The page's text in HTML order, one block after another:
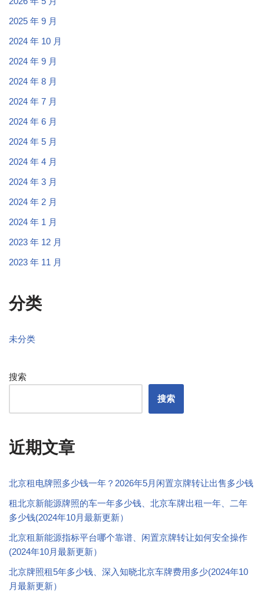
2025 年 9 月
2024 年 10 月
2024 年 9 月
2024 年 8 月
2024 年 7 月
2024 年 6 月
2024 年 5 月
2024 年 4 月
2024 年 3 月
2024 年 2 月
2024 年 1 月
2023 年 12 月
2023 年 11 月
分类
未分类
搜索
搜索
近期文章
北京租电牌照多少钱一年？2026年5月闲置京牌转让出售多少钱
租北京新能源牌照的车一年多少钱、北京车牌出租一年、二年
多少钱(2024年10月最新更新）
北京租新能源指标平台哪个靠谱、闲置京牌转让如何安全操作
(2024年10月最新更新）
北京牌照租5年多少钱、深入知晓北京车牌费用多少(2024年10
月最新更新）